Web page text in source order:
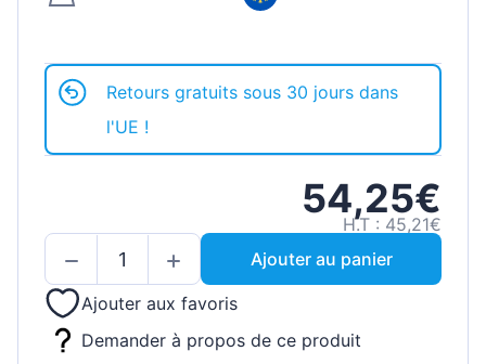
Retours gratuits sous 30 jours dans
l'UE !
54,25€
H.T : 45,21€
Ajouter au panier
Ajouter aux favoris
Demander à propos de ce produit